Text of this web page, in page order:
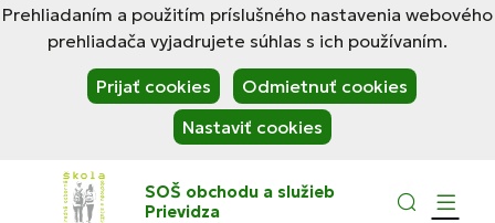
Prehliadaním a použitím príslušného nastavenia webového
prehliadača vyjadrujete súhlas s ich používaním.
Prijať cookies
Odmietnuť cookies
Nastaviť cookies
SOŠ obchodu a služieb
Prievidza